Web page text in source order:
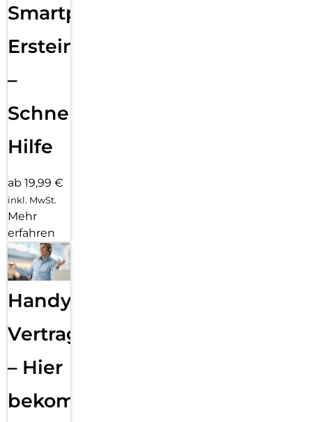
Smartphone
Ersteinrichtung
–
Schnelle
Hilfe
ab 19,99 €
inkl. MwSt.
Mehr
erfahren
Handy
Vertragsabwicklung
– Hier
bekommst